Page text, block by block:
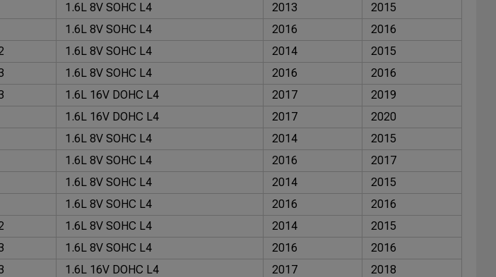
1.6L 8V SOHC L4 2013
2015
1.6L 8V SOHC L4 2016
2016
1.6L 8V SOHC L4 2014
2015
1.6L 8V SOHC L4 2016
2016
1.6L 16V DOHC L4 2017
2019
1.6L 16V DOHC L4 2017
2020
1.6L 8V SOHC L4 2014
2015
1.6L 8V SOHC L4 2016
2017
1.6L 8V SOHC L4 2014
2015
1.6L 8V SOHC L4 2016
2016
1.6L 8V SOHC L4 2014
2015
1.6L 8V SOHC L4 2016
2016
1.6L 16V DOHC L4 2017
2018